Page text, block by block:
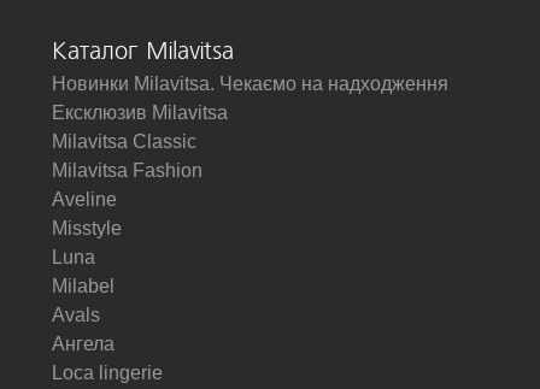
Каталог Milavitsa
Новинки Milavitsa. Чекаємо на надходження
Ексклюзив Milavitsa
Milavitsa Classic
Milavitsa Fashion
Aveline
Misstyle
Luna
Milabel
Avals
Ангела
Loca lingerie